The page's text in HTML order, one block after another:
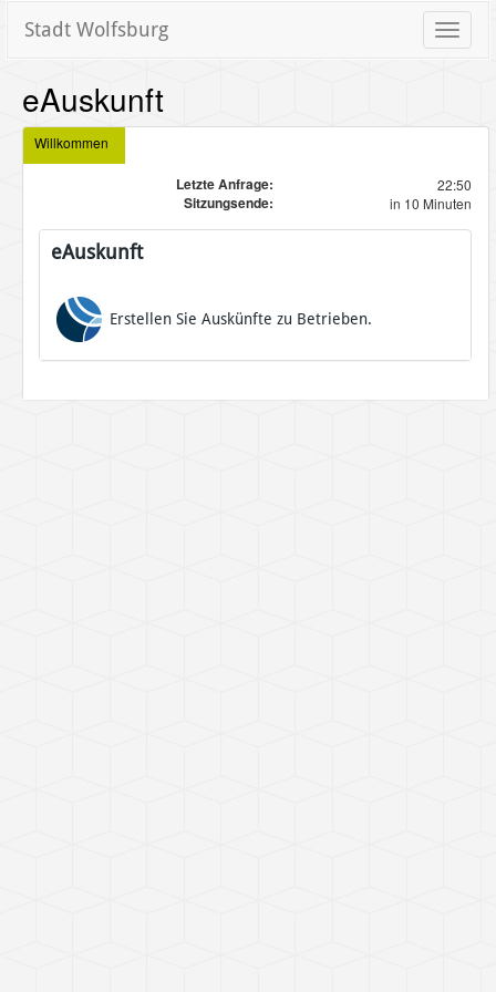
Toggle
Stadt Wolfsburg
eAuskunft
Willkommen
Letzte Anfrage: 22:50
Sitzungsende: in 10 Minuten
eAuskunft
Erstellen Sie Auskünfte zu Betrieben.